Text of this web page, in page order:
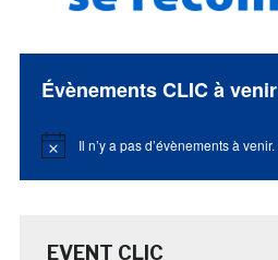
Évènements CLIC à venir
Notice Il n’y a pas d’évènements à venir.
EVENT CLIC